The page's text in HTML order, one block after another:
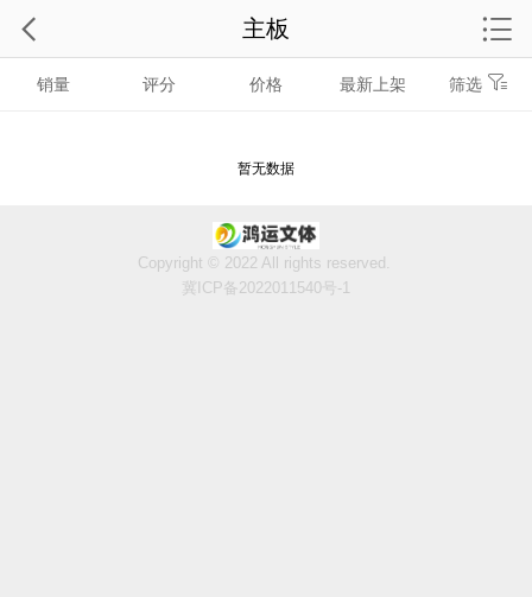
销量 评分 价格 最新上架 筛选
暂无数据
主板
Copyright © 2022 All rights reserved.
冀ICP备2022011540号-1